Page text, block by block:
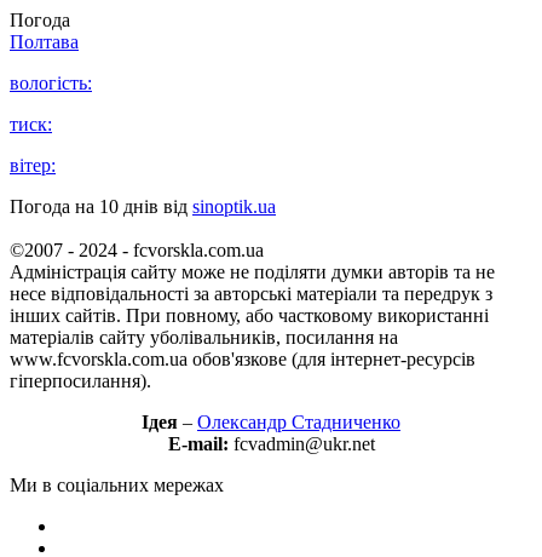
Погода
Полтава
вологість:
тиск:
вітер:
Погода на 10 днів від sinoptik.ua
©2007 - 2024 - fcvorskla.com.ua
Адміністрація сайту може не поділяти думки авторів та не
несе відповідальності за авторські матеріали та передрук з
інших сайтів. При повному, або частковому використанні
матеріалів сайту уболівальників, посилання на
www.fcvorskla.com.ua обов'язкове (для інтернет-ресурсів
гіперпосилання).
Ідея – Олександр Стадниченко
E-mail: fcvadmin@ukr.net
Ми в соціальних мережах